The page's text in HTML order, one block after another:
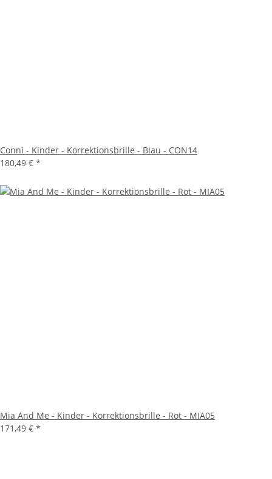
Conni - Kinder - Korrektionsbrille - Blau - CON14
180,49 € *
Mia And Me - Kinder - Korrektionsbrille - Rot - MIA05
171,49 € *